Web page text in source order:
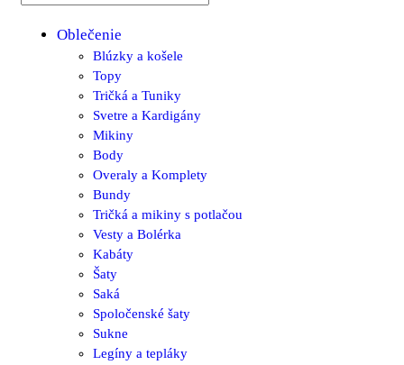
Oblečenie
Blúzky a košele
Topy
Tričká a Tuniky
Svetre a Kardigány
Mikiny
Body
Overaly a Komplety
Bundy
Tričká a mikiny s potlačou
Vesty a Bolérka
Kabáty
Šaty
Saká
Spoločenské šaty
Sukne
Legíny a tepláky